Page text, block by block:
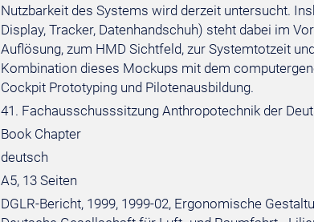
Nutzbarkeit des Systems wird derzeit untersucht.
Display, Tracker, Datenhandschuh) steht dabei im
Auflösung, zum HMD Sichtfeld, zur Systemtotzeit
Kombination dieses Mockups mit dem
Cockpit Prototyping und Pilotenausbildung.
41. Fachausschusssitzung Anthropotechnik der
Book Chapter
deutsch
A5, 13 Seiten
DGLR-Bericht, 1999, 1999-02, Ergonomische